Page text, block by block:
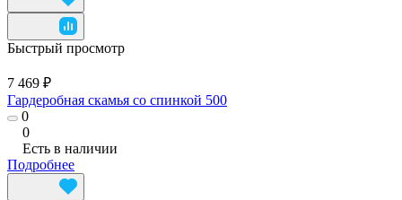
Быстрый просмотр
7 469 ₽
Гардеробная скамья со спинкой 500
0
0
Есть в наличии
Подробнее